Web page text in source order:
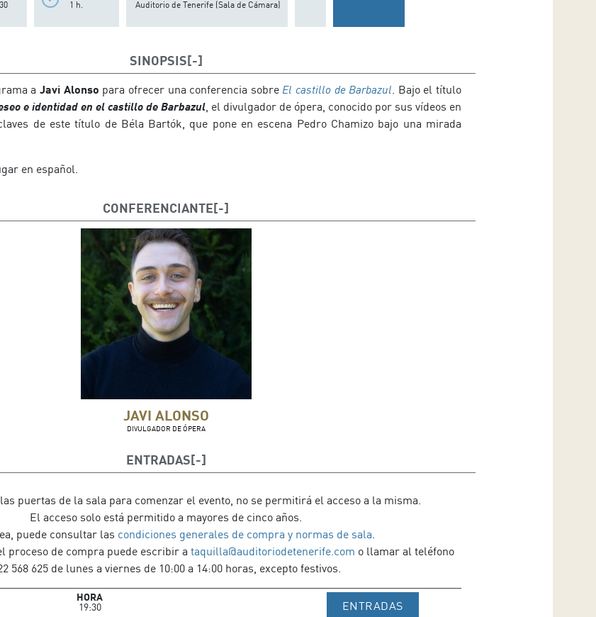
1 h.
Auditorio de Tenerife (Sala de Cámara)
SINOPSIS
aJavi Alonso para ofrecer una conferencia sobreEl castillo de Barbazul. Bajo el título
e identidad en el castillo de Barbazul, el divulgador de ópera, conocido por sus vídeos en
de este título de Béla Bartók, que pone en escena Pedro Chamizo bajo una mirada
en español.
CONFERENCIANTE
JAVI ALONSO
DIVULGADOR DE ÓPERA
ENTRADAS
puertas de la sala para comenzar el evento, no se permitirá el acceso a la misma.
El acceso solo está permitido a mayores de cinco años.
puede consultar las condiciones generales de compra y normas de sala.
proceso de compra puede escribir a taquilla@auditoriodetenerife.com o llamar al teléfono
568 625 de lunes a viernes de 10:00 a 14:00 horas, excepto festivos.
HORA
19:30
ENTRADASIR A WEB DE VENTA DE TICKETS